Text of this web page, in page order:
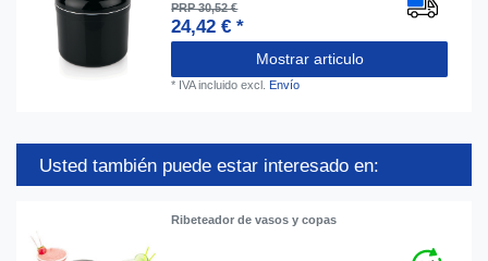
PRP 30,52 €
24,42 € *
Mostrar articulo
* IVA incluido excl. Envío
Usted también puede estar interesado en:
Ribeteador de vasos y copas